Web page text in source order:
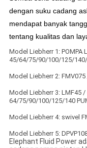
dengan suku cadang
mendapat banyak
tentang kualitas dan
Model Liebherr 1: POMPA
45/64/75/90/100/125/
Model Liebherr 2: FMV075
Model Liebherr 3: LMF45
64/75/90/100/125/140
Model Liebherr 4: swivel
Model Liebherr 5:
Elephant Fluid Power